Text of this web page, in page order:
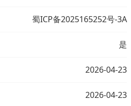
蜀ICP备2025165252号-3A
是
2026-04-23
2026-04-23